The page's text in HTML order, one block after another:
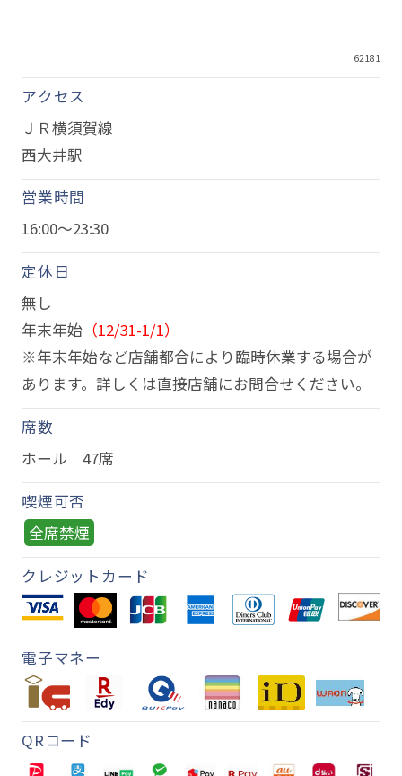
62181
アクセス
ＪＲ横須賀線
西大井駅
営業時間
16:00～23:30
定休日
無し
年末年始（12/31-1/1）
※年末年始など店舗都合により臨時休業する場合が
あります。詳しくは直接店舗にお問合せください。
席数
ホール 47席
喫煙可否
全席禁煙
クレジットカード
電子マネー
QRコード